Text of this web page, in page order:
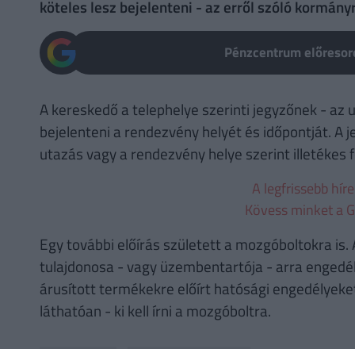
köteles lesz bejelenteni - az erről szóló
Pénzcentrum
A kereskedő a telephelye szerinti jegyzőnek -
bejelenteni a rendezvény helyét és időpontját. A
utazás vagy a rendezvény helye szerint
A legfrissebb
Kövess minket a
Egy további előírás született a mozgóboltokra
tulajdonosa - vagy üzembentartója - arra
árusított termékekre előírt hatósági
láthatóan - ki kell írni a mozgóboltra.